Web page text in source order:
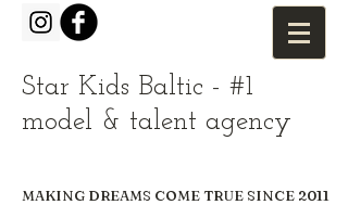
Star Kids Baltic - #1
model & talent agency
MAKING DREAMS COME TRUE SINCE 2011